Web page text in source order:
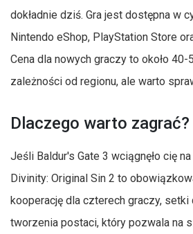
dokładnie dziś. Gra jest dostępna w
Nintendo eShop, PlayStation Store
Cena dla nowych graczy to około 40-
zależności od regionu, ale warto
Dlaczego warto zagrać?
Jeśli Baldur's Gate 3 wciągnęło cię
Divinity: Original Sin 2 to
kooperację dla czterech graczy,
tworzenia postaci, który pozwala na